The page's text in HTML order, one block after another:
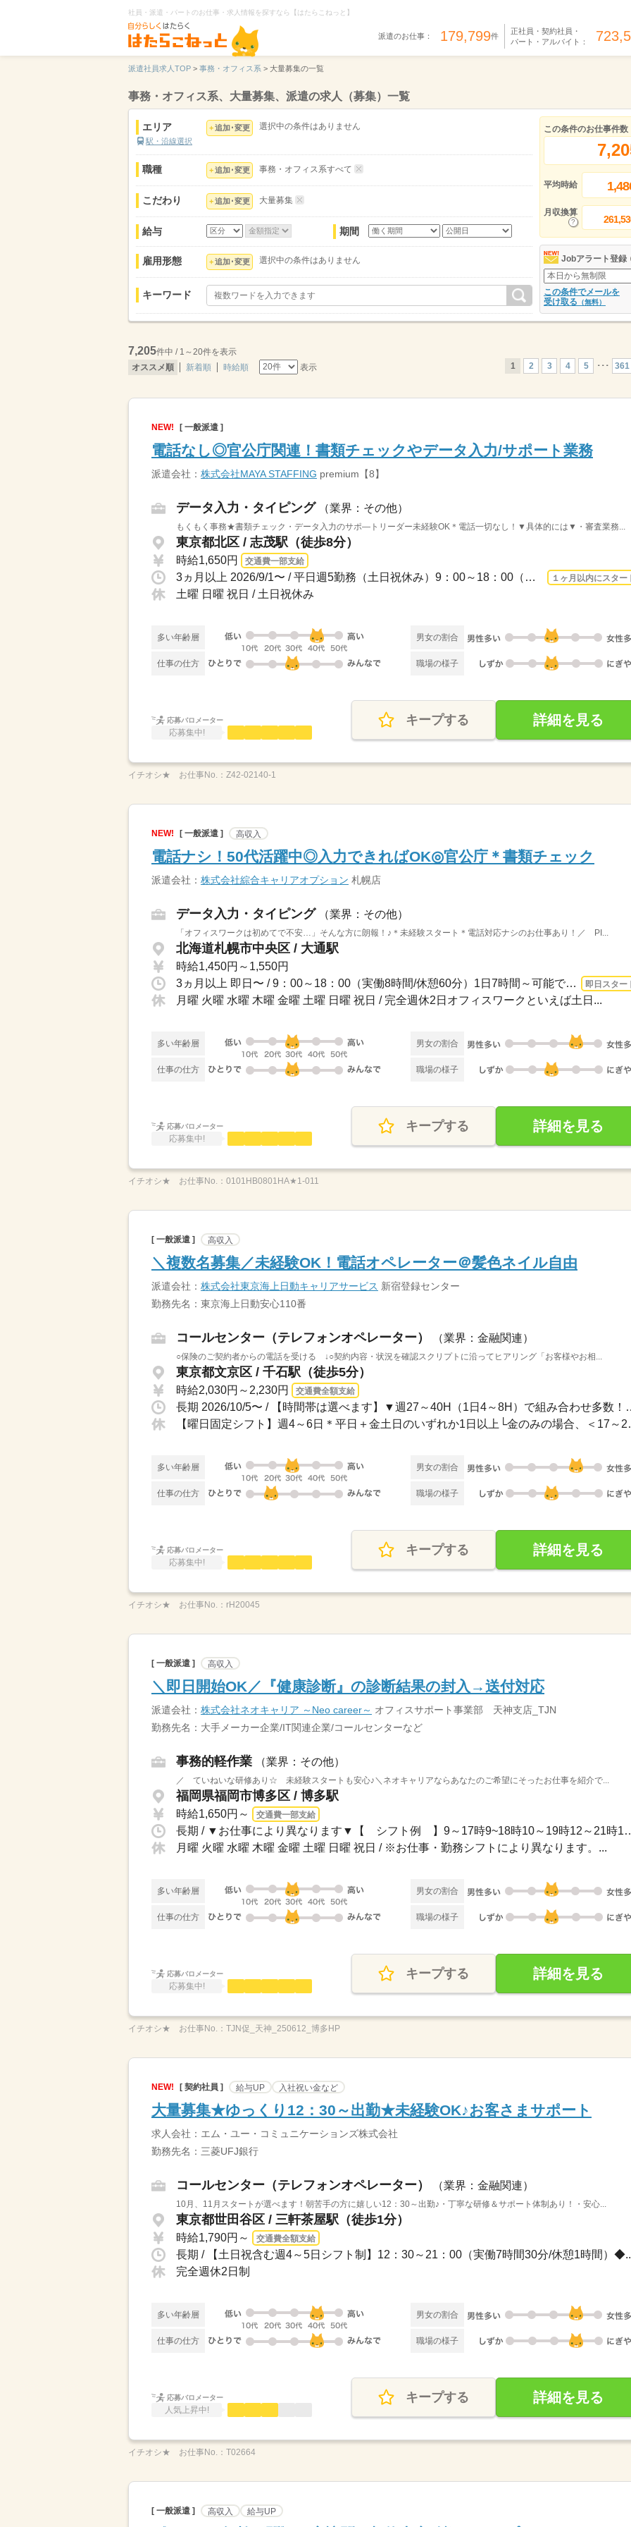
社員・派遣・パートのお仕事・求人情報を探すなら【はたらこねっと】
派遣のお仕事： 179,799件
正社員・契約社員・
パート・アルバイト：
派遣社員求人TOP > 事務・オフィス系 > 大量募集の一覧
事務・オフィス系、大量募集、派遣の求人（募集）一覧
エリア
駅・沿線選択
追加･変更 選択中の条件はありません
職種 追加･変更 事務・オフィス系すべて
こだわり 追加･変更 大量募集
給与 期間
雇用形態 追加･変更 選択中の条件はありません
キーワード
この条件のお仕事件数
平均時給
月収換算
Jobアラート登録
この条件でメールを
受け取る （無料）
7,205件中 / 1～20件を表示
オススメ順
新着順 時給順 表示 1 2 3 4 5 ･･･ 361
NEW! [ 一般派遣 ]
電話なし◎官公庁関連！書類チェックやデータ入力/サポート業務
派遣会社： 株式会社MAYA STAFFING premium【8】
データ入力・タイピング （業界：その他）
もくもく事務★書類チェック・データ入力のサポ―トリーダー未経験OK＊電話一切なし！▼具体的には▼・審査業務...
東京都北区 / 志茂駅（徒歩8分）
時給1,650円 交通費一部支給
3ヵ月以上 2026/9/1〜 / 平日週5勤務（土日祝休み）9：00～18：00（実働8時間/休憩1時... １ヶ月以内にスター
土曜 日曜 祝日 / 土日祝休み
多い年齢層 男女の割合
仕事の仕方 職場の様子
応募バロメーター
応募集中!
キープする 詳細を見る
イチオシ★ お仕事No.： Z42-02140-1
NEW! [ 一般派遣 ] 高収入
電話ナシ！50代活躍中◎入力できればOK◎官公庁＊書類チェック
派遣会社： 株式会社綜合キャリアオプション 札幌店
データ入力・タイピング （業界：その他）
「オフィスワークは初めてで不安…」そんな方に朗報！♪＊未経験スタート＊電話対応ナシのお仕事あり！／ PI...
北海道札幌市中央区 / 大通駅
時給1,450円～1,550円
3ヵ月以上 即日〜 / 9：00～18：00（実働8時間/休憩60分）1日7時間～可能です！※お仕...
即日スター
月曜 火曜 水曜 木曜 金曜 土曜 日曜 祝日 / 完全週休2日オフィスワークといえば土日...
多い年齢層 男女の割合
仕事の仕方 職場の様子
応募バロメーター
応募集中!
キープする 詳細を見る
イチオシ★ お仕事No.： 0101HB0801HA★1-011
[ 一般派遣 ] 高収入
＼複数名募集／未経験OK！電話オペレーター＠髪色ネイル自由
派遣会社： 株式会社東京海上日動キャリアサービス 新宿登録センター
勤務先名：東京海上日動安心110番
コールセンター（テレフォンオペレーター） （業界：金融関連）
○保険のご契約者からの電話を受ける ↓○契約内容・状況を確認スクリプトに沿ってヒアリング「お客様やお相...
東京都文京区 / 千石駅（徒歩5分）
時給2,030円～2,230円 交通費全額支給
長期 2026/10/5〜 / 【
【曜日固定
多い年齢層 男女の割合
仕事の仕方 職場の様子
応募バロメーター
応募集中!
キープする 詳細を見る
イチオシ★ お仕事No.： rH20045
[ 一般派遣 ] 高収入
＼即日開始OK／『健康診断』の診断結果の封入→送付対応
派遣会社： 株式会社ネオキャリア ～Neo career～ オフィスサポート事業部 天神支店_TJN
勤務先名：大手メーカー企業/IT関連企業/コールセンターなど
事務的軽作業 （業界：その他）
／ ていねいな研修あり☆ 未経験スタートも安心♪＼ネオキャリアならあなたのご希望にそったお仕事を紹介で...
福岡県福岡市博多区 / 博多駅
時給1,650円～ 交通費一部支給
長期 / ▼お仕事により異なります▼
月曜 火曜 水曜 木曜 金曜 土曜 日曜 祝日 / ※お仕事・勤務シフトにより異なります。...
多い年齢層 男女の割合
仕事の仕方 職場の様子
応募バロメーター
応募集中!
キープする 詳細を見る
イチオシ★ お仕事No.： TJN促_天神_250612_博多HP
NEW! [ 契約社員 ] 給与UP 入社祝い金など
大量募集★ゆっくり12：30～出勤★未経験OK♪お客さまサポート
求人会社：エム・ユー・コミュニケーションズ株式会社
勤務先名：三菱UFJ銀行
コールセンター（テレフォンオペレーター） （業界：金融関連）
10月、11月スタートが選べます！朝苦手の方に嬉しい12：30～出勤♪・丁寧な研修＆サポート体制あり！・安心...
東京都世田谷区 / 三軒茶屋駅（徒歩1分）
時給1,790円～ 交通費全額支給
長期 / 【土日祝含む週4～5日シフト制】12：30～21：00（実働7時間30分/休憩1時間）
完全週休2日制
多い年齢層 男女の割合
仕事の仕方 職場の様子
応募バロメーター
人気上昇中!
キープする 詳細を見る
イチオシ★ お仕事No.： T02664
[ 一般派遣 ] 高収入 給与UP